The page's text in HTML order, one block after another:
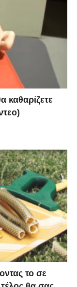
καθαρίζετε
το σε